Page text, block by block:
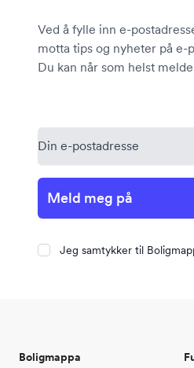
Ved å fylle inn e-
motta tips og nyheter på e-
Du kan når som helst
Meld meg på
Jeg samtykker til
Boligmappa